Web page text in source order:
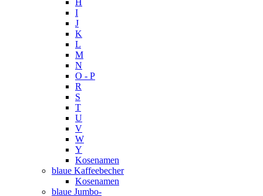
H
I
J
K
L
M
N
O - P
R
S
T
U
V
W
Y
Kosenamen
blaue Kaffeebecher
Kosenamen
blaue Jumbo-